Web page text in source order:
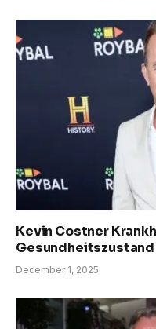
Kevin Costner
December 1, 2025